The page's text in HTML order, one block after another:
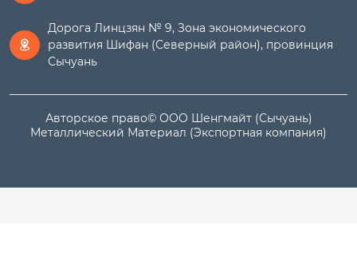

Дорога Линцзян № 9, Зона экономического
развития Шифан (Северный район), провинция
Сычуань
Авторское право© ООО Шенгмайт (Сычуань)
Металлический Материал (Экспортная компания)